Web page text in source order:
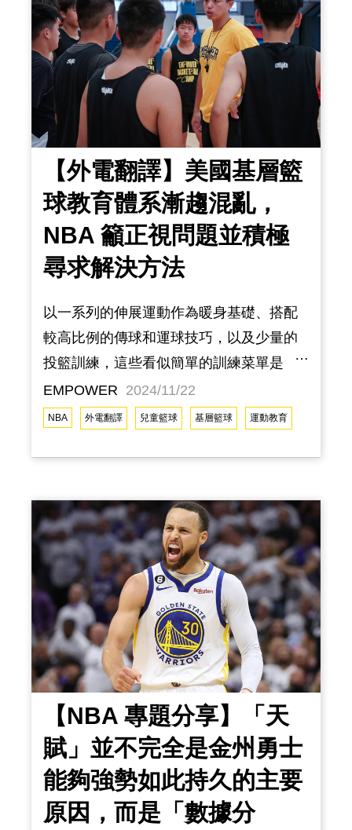
賽舞台，這些都是最好的案例。就算是最
頂尖
【外電翻譯】美國基層籃
球教育體系漸趨混亂，
NBA 籲正視問題並積極
尋求解決方法
以一系列的伸展運動作為暖身基礎、搭配
較高比例的傳球和運球技巧，以及少量的
投籃訓練，這些看似簡單的訓練菜單是
NBA 去年賽季年度最佳新秀 Victor
Wembanyama 仍效力於法甲聯賽時所進行
直被教導要帶上球場的。」他在法國接受
一順位被聖安東尼奧馬刺隊選中，成為當
年選秀會的狀元。對於球員基本功的重
視，在某些訓練體系中或許已行之有年，
然而許多 NBA 高層，包含聯盟總裁 Adam
Silver 早已多次對於美國青少年球員
EMPOWER 2024/11/22
NBA 外電翻譯 兒童籃球 基層籃球 運動教育
【NBA 專題分享】「天
賦」並不完全是金州勇士
能夠強勢如此持久的主要
原因，而是「數據分